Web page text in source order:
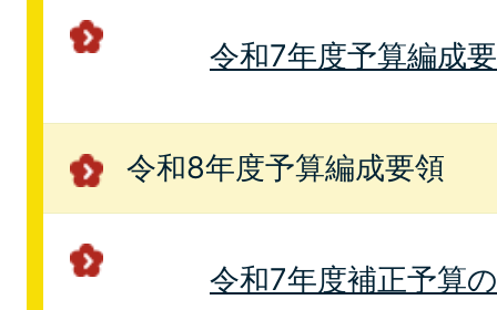
令和7年度予算編成
令和8年度予算編成要領
令和7年度補正予算